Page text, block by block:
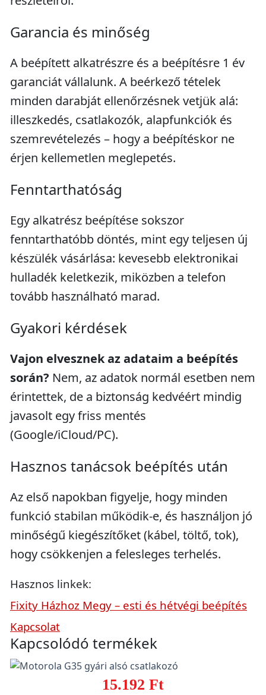
Garancia és minőség
A beépített alkatrészre és a beépítésre 1 év
garanciát vállalunk. A beérkező tételek
minden darabját ellenőrzésnek vetjük alá:
illeszkedés, csatlakozók, alapfunkciók és
szemrevételezés – hogy a beépítéskor ne
érjen kellemetlen meglepetés.
Fenntarthatóság
Egy alkatrész beépítése sokszor
fenntarthatóbb döntés, mint egy teljesen új
készülék vásárlása: kevesebb elektronikai
hulladék keletkezik, miközben a telefon
tovább használható marad.
Gyakori kérdések
Vajon elvesznek az adataim a beépítés
során? Nem, az adatok normál esetben nem
érintettek, de a biztonság kedvéért mindig
javasolt egy friss mentés
(Google/iCloud/PC).
Hasznos tanácsok beépítés után
Az első napokban figyelje, hogy minden
funkció stabilan működik-e, és használjon jó
minőségű kiegészítőket (kábel, töltő, tok),
hogy csökkenjen a felesleges terhelés.
Hasznos linkek:
Fixity Házhoz Megy – esti és hétvégi beépítés
Kapcsolat
Kapcsolódó termékek
15.192 Ft